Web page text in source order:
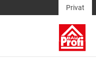
Privat